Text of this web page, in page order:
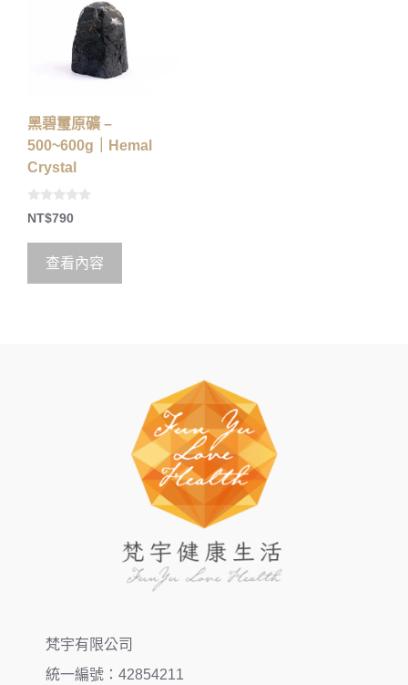
黑碧璽原礦 –
500~600g｜Hemal
Crystal
0
o
5
NT$790
查看內容
梵宇有限公司
統一編號：42854211